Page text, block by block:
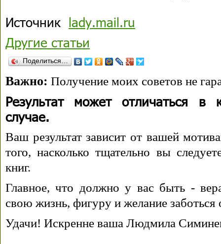
Источник lady.mail.ru
Другие статьи
Поделиться…
Важно: Получение моих советов не
Результат может отличаться в
случае.
Ваш результат зависит от вашей
того, насколько тщательно вы
книг.
Главное, что должно у вас быть -
свою жизнь, фигуру и желание заботься
Удачи! Искренне ваша Людмила